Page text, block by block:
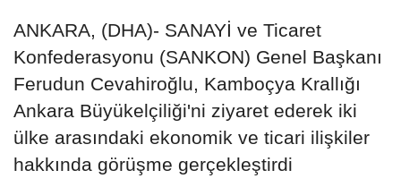
ANKARA, (DHA)- SANAYİ ve Ticaret
Konfederasyonu (SANKON) Genel Başkanı
Ferudun Cevahiroğlu, Kamboçya Krallığı
Ankara Büyükelçiliği'ni ziyaret ederek iki
ülke arasındaki ekonomik ve ticari ilişkiler
hakkında görüşme gerçekleştirdi